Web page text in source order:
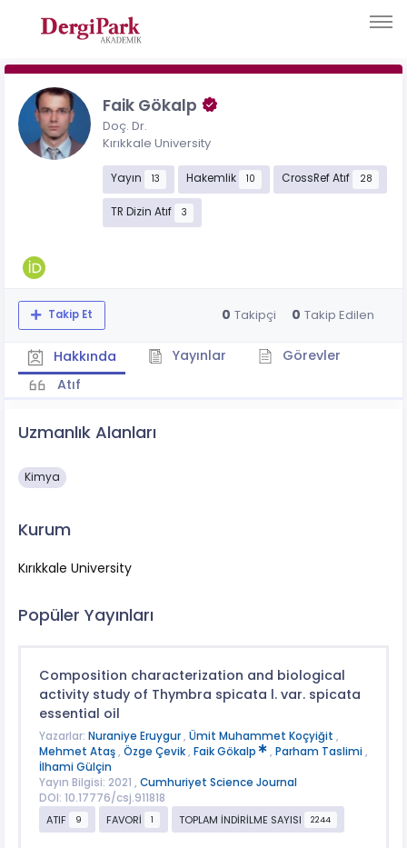
Faik Gökalp
Doç. Dr.
Kırıkkale University
Yayın 13 Hakemlik 10 CrossRef Atıf 28
TR Dizin Atıf 3
Takip Et 0 Takipçi 0 Takip Edilen
Hakkında Yayınlar
Görevler
Atıf
Uzmanlık Alanları
Kimya
Kurum
Kırıkkale University
Popüler Yayınları
Composition characterization and biological
activity study of Thymbra spicata l. var. spicata
essential oil
Yazarlar: Nuraniye Eruygur, Ümit Muhammet Koçyiğit ,
Mehmet Ataş, Özge Çevik, Faik Gökalp , Parham Taslimi ,
İlhami Gülçin
Yayın Bilgisi: 2021 , Cumhuriyet Science Journal
DOI: 10.17776/csj.911818
ATIF
9 FAVORİ 1 TOPLAM İNDİRİLME SAYISI 2244